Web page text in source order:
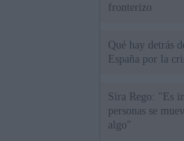
fronterizo
Qué hay detrás
España por la
Sira Rego: "Es
personas se
algo"